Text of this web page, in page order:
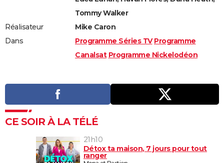
Tommy Walker
Réalisateur
Mike Caron
Dans
Programme Séries TV Programme
Canalsat Programme Nickelodéon
CE SOIR À LA TÉLÉ
21h10
Détox ta maison, 7 jours pour tout
ranger